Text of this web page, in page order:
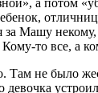
за Машу
Кому-то все, а
Там не было